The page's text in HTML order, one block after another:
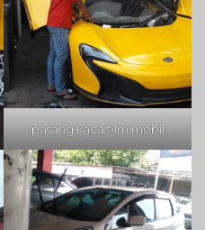
pasang kaca film mobil